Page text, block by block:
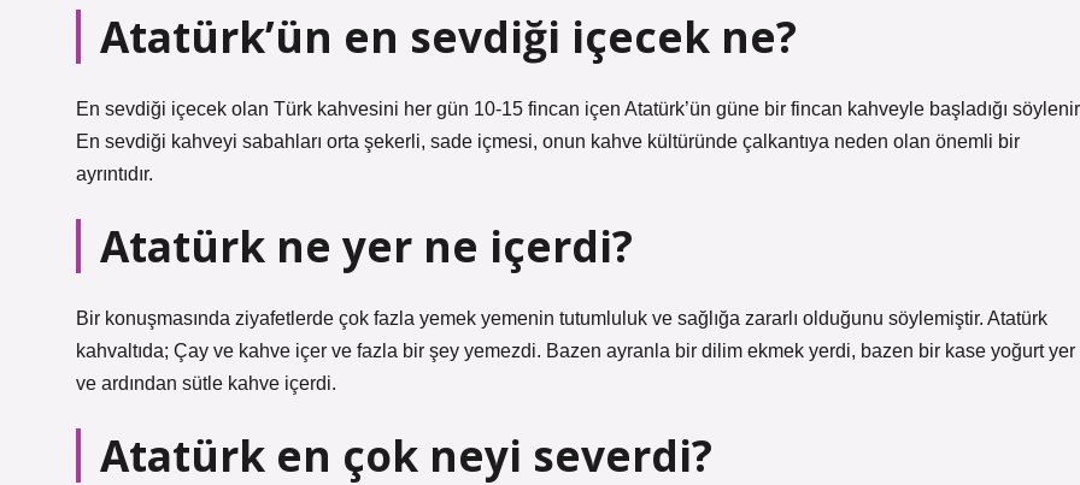
Atatürk’ün en sevdiği içecek ne?
En sevdiği içecek olan Türk kahvesini her gün 10-15 fincan içen Atatürk’ün güne bir fincan kahveyle başladığı
En sevdiği kahveyi sabahları orta şekerli, sade içmesi, onun kahve kültüründe çalkantıya neden olan önemli bir
ayrıntıdır.
Atatürk ne yer ne içerdi?
Bir konuşmasında ziyafetlerde çok fazla yemek yemenin tutumluluk ve sağlığa zararlı olduğunu söylemiştir. Atatürk
kahvaltıda; Çay ve kahve içer ve fazla bir şey yemezdi. Bazen ayranla bir dilim ekmek yerdi, bazen bir kase yoğurt yer
ve ardından sütle kahve içerdi.
Atatürk en çok neyi severdi?